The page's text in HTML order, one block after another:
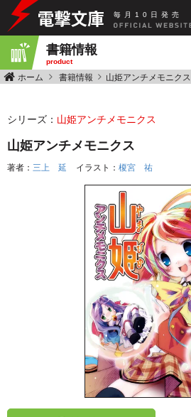
毎 月 10 日 発 売
書籍情報
product
ホーム 書籍情報 山姫アンチメモニクス
シリーズ： 山姫アンチメモニクス
山姫アンチメモニクス
著者： 三上 延 イラスト： 榎宮 祐